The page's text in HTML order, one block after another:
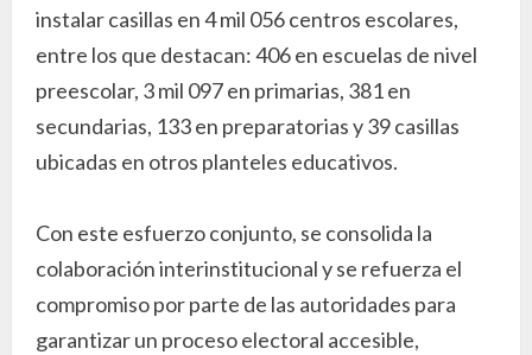
instalar casillas en 4 mil 056 centros escolares,
entre los que destacan: 406 en escuelas de nivel
preescolar, 3 mil 097 en primarias, 381 en
secundarias, 133 en preparatorias y 39 casillas
ubicadas en otros planteles educativos.
Con este esfuerzo conjunto, se consolida la
colaboración interinstitucional y se refuerza el
compromiso por parte de las autoridades para
garantizar un proceso electoral accesible,